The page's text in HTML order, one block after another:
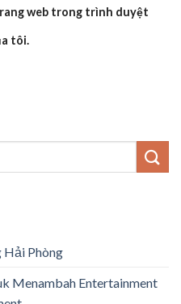
web trong trình duyệt
tôi.
Hải Phòng
Menambah Entertainment